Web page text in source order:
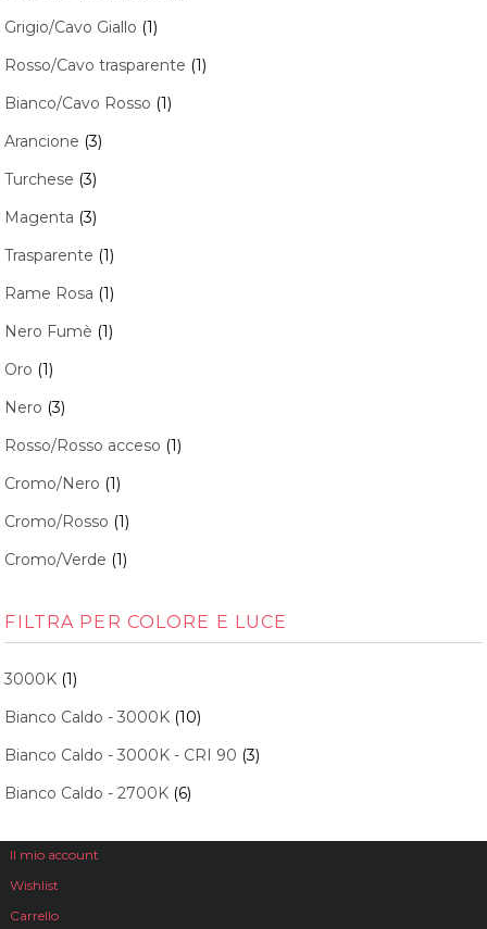
Grigio/Cavo Giallo (1)
Rosso/Cavo trasparente (1)
Bianco/Cavo Rosso (1)
Arancione (3)
Turchese (3)
Magenta (3)
Trasparente (1)
Rame Rosa (1)
Nero Fumè (1)
Oro (1)
Nero (3)
Rosso/Rosso acceso (1)
Cromo/Nero (1)
Cromo/Rosso (1)
Cromo/Verde (1)
FILTRA PER COLORE E LUCE
3000K (1)
Bianco Caldo - 3000K (10)
Bianco Caldo - 3000K - CRI 90 (3)
Bianco Caldo - 2700K (6)
Il mio account
Wishlist
Carrello